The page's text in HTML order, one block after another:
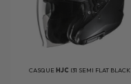
CASQUEHJC I31 SEMI FLAT BLACK